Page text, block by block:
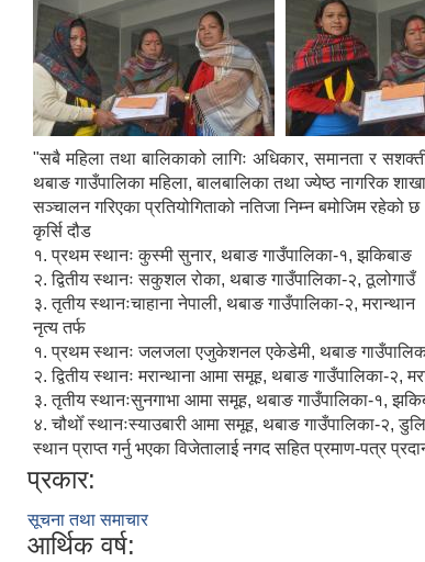
"सबै महिला तथा बालिकाको लागिः अधिकार, समानता र
थबाङ गाउँपालिका महिला, बालबालिका तथा ज्येष्ठ नागरिक
सञ्चालन गरिएका प्रतियोगिताको नतिजा निम्न बमोजिम रहेको छ
कृर्सि दौड
१. प्रथम स्थानः कुस्मी सुनार, थबाङ गाउँपालिका-१, झकिबाङ
२. द्वितीय स्थानः सकुशल रोका, थबाङ गाउँपालिका-२, ठूलोगाउँ
३. तृतीय स्थानःचाहाना नेपाली, थबाङ गाउँपालिका-२, मरान्थान
नृत्य तर्फ
१. प्रथम स्थानः जलजला एजुकेशनल एकेडेमी, थबाङ
२. द्वितीय स्थानः मरान्थाना आमा समूह, थबाङ गाउँपालिका-२,
३. तृतीय स्थानःसुनगाभा आमा समूह, थबाङ गाउँपालिका-१,
४. चौथोँ स्थानःस्याउबारी आमा समूह, थबाङ गाउँपालिका-२,
स्थान प्राप्त गर्नु भएका विजेतालाई नगद सहित प्रमाण-पत्र
प्रकार:
सूचना तथा समाचार
आर्थिक वर्ष: